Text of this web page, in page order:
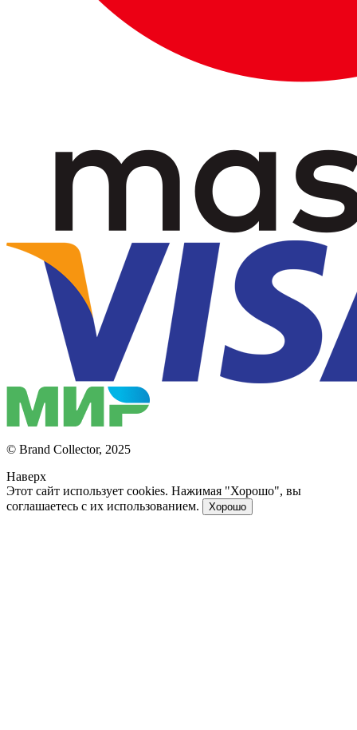
© Brand Collector, 2025
Наверх
Этот сайт использует cookies. Нажимая "Хорошо", вы
соглашаетесь с их использованием.
Хорошо